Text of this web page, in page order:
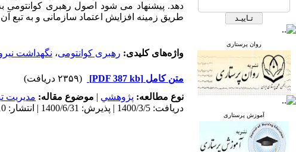
روان پرستاری
آموزش پرستاری
دهد. پیشنهاد می شود اصول رهبری کوانتومی
طریق زمینه افزایش اعتماد سازمانی و به تبع
واژه‌های کلیدی: رهبری کوانتومی، نگهداشت
متن کامل [PDF 387 kb]
(۲۳۵۹ دریافت)
نوع مطالعه: پژوهشي | موضوع مقاله: مدیریت
دریافت: 1400/3/5 | پذیرش: 1400/6/31 | انتشار: 1400/9/10